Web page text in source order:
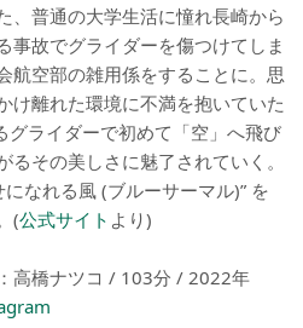
、普通の大学生活に憧れ長崎から
事故でグライダーを傷つけてしま
航空部の雑用係をすることに。思
け離れた環境に不満を抱いていた
ライダーで初めて「空」へ飛び
その美しさに魅了されていく。
になれる風 (ブルーサーマル)” を
(公式サイト より)
高橋ナツコ / 103分 / 2022年